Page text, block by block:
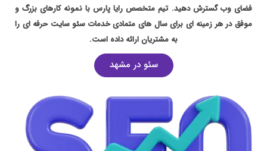
فضای وب گسترش دهید. تیم متخصص رایا پارس با نمونه کارهای بزرگ و
موفق در هر زمینه ای برای سال های متمادی خدمات سئو سایت حرفه ای را
به مشتریان ارائه داده است.
سئو در مشهد